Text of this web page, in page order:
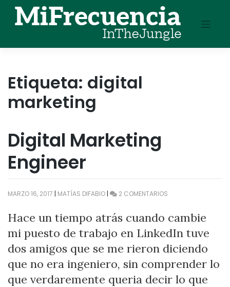
content
Etiqueta: digital
marketing
Digital Marketing
Engineer
MARZO 16, 2017 | MATÍAS DIFABIO | 2 COMENTARIOS
MARKETING
ENGINEER
Hace un tiempo atrás cuando cambie
mi puesto de trabajo en LinkedIn tuve
dos amigos que se me rieron diciendo
que no era ingeniero, sin comprender lo
que verdaremente queria decir lo que